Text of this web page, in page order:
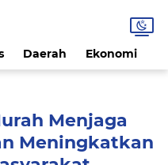
Daerah Ekonomi
Menjaga
Meningkatkan